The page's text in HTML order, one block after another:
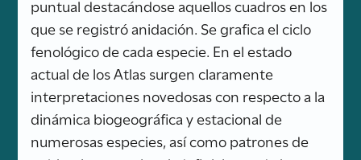
puntual destacándose aquellos cuadros en los
que se registró anidación. Se grafica el ciclo
fenológico de cada especie. En el estado
actual de los Atlas surgen claramente
interpretaciones novedosas con respecto a la
dinámica biogeográfica y estacional de
numerosas especies, así como patrones de